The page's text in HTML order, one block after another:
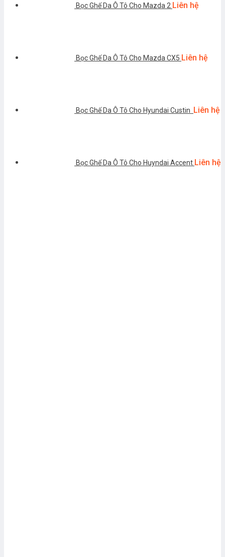
Bọc Ghế Da Ô Tô Cho Mazda 2 Liên hệ
Bọc Ghế Da Ô Tô Cho Mazda CX5 Liên hệ
Bọc Ghế Da Ô Tô Cho Hyundai Custin Liên hệ
Bọc Ghế Da Ô Tô Cho Huyndai Accent Liên hệ